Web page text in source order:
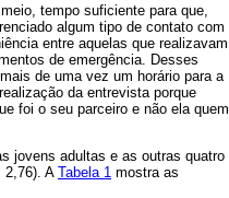
tempo suficiente para que,
algum tipo de contato com
entre aquelas que realizavam
de emergência. Desses
de uma vez um horário para a
da entrevista porque
foi o seu parceiro e não ela quem
jovens adultas e as outras quatro
2,76). A Tabela 1 mostra as